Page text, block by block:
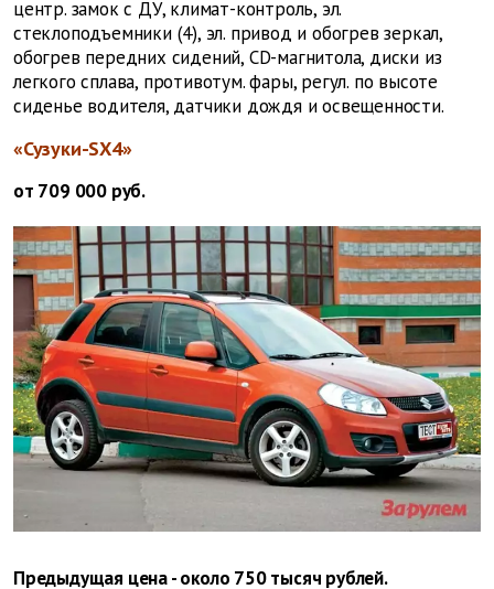
центр. замок с ДУ, климат-контроль, эл.
стеклоподъемники (4), эл. привод и обогрев зеркал,
обогрев передних сидений, CD-магнитола, диски из
легкого сплава, противотум. фары, регул. по высоте
сиденье водителя, датчики дождя и освещенности.
«Сузуки-SX4»
от 709 000 руб.
Предыдущая цена - около 750 тысяч рублей.